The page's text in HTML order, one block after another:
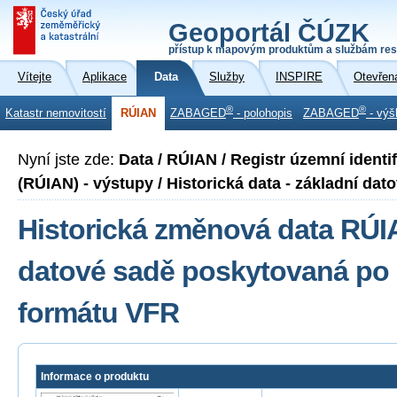
Geoportál ČÚZK
přístup k mapovým produktům a službám
Vítejte Aplikace Data Služby INSPIRE
Katastr nemovitostí RÚIAN ZABAGED® - polohopis ZABAGED® -
Nyní jste zde: Data / RÚIAN / Registr územní
(RÚIAN) - výstupy / Historická data - základní
Historická změnová data
datové sadě poskytovaná
formátu VFR
Informace o produktu